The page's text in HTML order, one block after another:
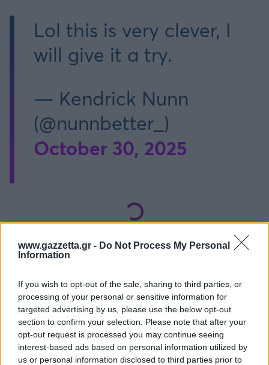
www.gazzetta.gr - Do Not Process My Personal
Information
If you wish to opt-out of the sale, sharing to third parties, or
processing of your personal or sensitive information for
targeted advertising by us, please use the below opt-out
section to confirm your selection. Please note that after your
opt-out request is processed you may continue seeing
interest-based ads based on personal information utilized by
us or personal information disclosed to third parties prior to
Lol this is very clever, I
will give it a try.
— Kendrick Nunn
(@nunnbetter_)
October 30, 2025
επικαιρότητας. Μάθε για όλους τουςlive αγώνες σήμερα
και δες τιςαθλητικές μεταδόσειςτης ημέρας και της
εβδομάδας μέσα από το υπερπλήρες Πρόγραμμα TV του
Gazzetta. Ακολούθησέ μας και στοGoogle News.